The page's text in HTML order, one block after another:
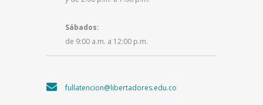
Sábados:
de 9:00 a.m. a 12:00 p.m.
fullatencion@libertadores.edu.co